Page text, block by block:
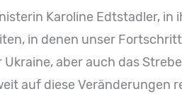
Karoline Edtstadler, in
in denen unser
aber auch das
auf diese Veränderungen